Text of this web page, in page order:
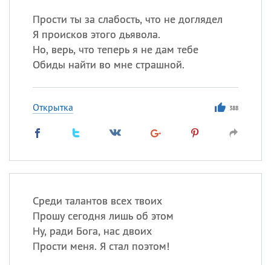
Прости ты за слабость, что не доглядел
Я происков этого дьявола.
Но, верь, что теперь я не дам тебе
Обиды найти во мне страшной.
Открытка 388
Среди талантов всех твоих
Прошу сегодня лишь об этом
Ну, ради Бога, нас двоих
Прости меня. Я стал поэтом!